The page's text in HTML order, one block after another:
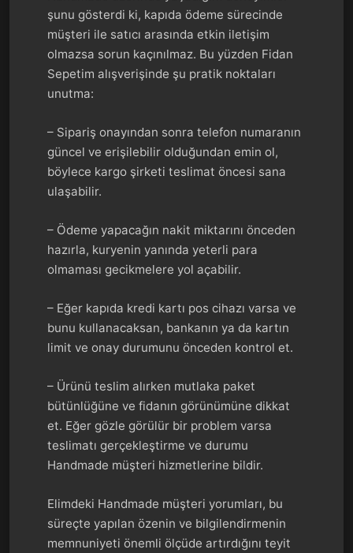
şunu gösterdi ki, kapıda ödeme sürecinde
müşteri ile satıcı arasında etkin iletişim
olmazsa sorun kaçınılmaz. Bu yüzden Fidan
Sepetim alışverişinde şu pratik noktaları
unutma:
– Sipariş onayından sonra telefon numaranın
güncel ve erişilebilir olduğundan emin ol,
böylece kargo şirketi teslimat öncesi sana
ulaşabilir.
– Ödeme yapacağın nakit miktarını önceden
hazırla, kuryenin yanında yeterli para
olmaması gecikmelere yol açabilir.
– Eğer kapıda kredi kartı pos cihazı varsa ve
bunu kullanacaksan, bankanın ya da kartın
limit ve onay durumunu önceden kontrol et.
– Ürünü teslim alırken mutlaka paket
bütünlüğüne ve fidanın görünümüne dikkat
et. Eğer gözle görülür bir problem varsa
teslimatı gerçekleştirme ve durumu
Handmade müşteri hizmetlerine bildir.
Elimdeki Handmade müşteri yorumları, bu
süreçte yapılan özenin ve bilgilendirmenin
memnuniyeti önemli ölçüde artırdığını teyit